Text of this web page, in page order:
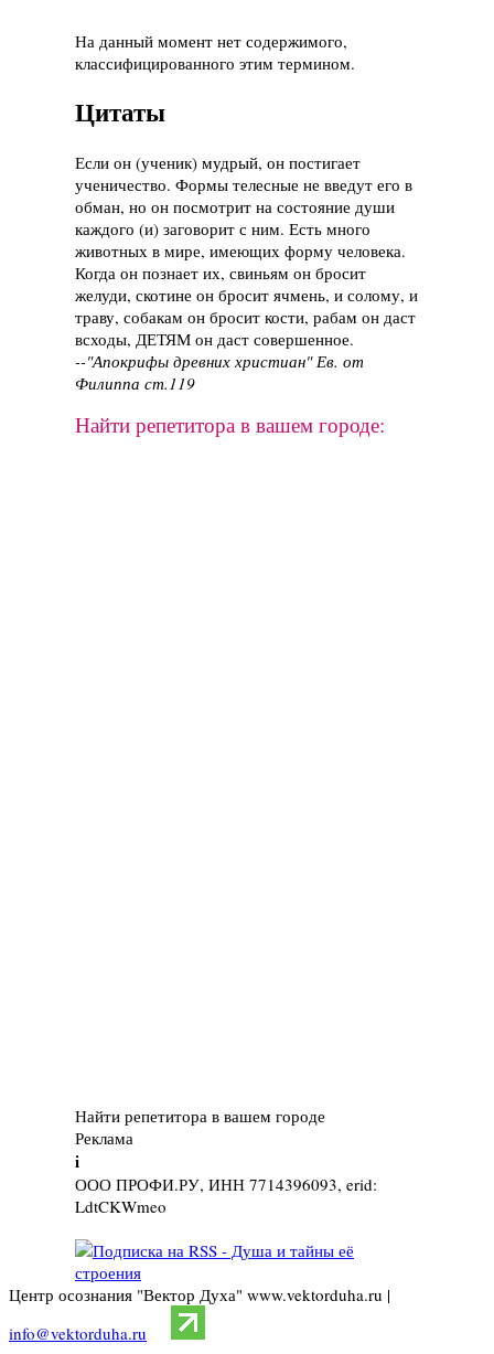
На данный момент нет содержимого,
классифицированного этим термином.
Цитаты
Если он (ученик) мудрый, он постигает
ученичество. Формы телесные не введут его в
обман, но он посмотрит на состояние души
каждого (и) заговорит с ним. Есть много
животных в мире, имеющих форму человека.
Когда он познает их, свиньям он бросит
желуди, скотине он бросит ячмень, и солому, и
траву, собакам он бросит кости, рабам он даст
всходы, ДЕТЯМ он даст совершенное.
--"Апокрифы древних христиан" Ев. от
Филиппа ст.119
Найти репетитора в вашем городе:
Найти репетитора в вашем городе
Реклама
i
ООО ПРОФИ.РУ, ИНН 7714396093, erid:
LdtCKWmeo
Центр осознания "Вектор Духа" www.vektorduha.ru |
info@vektorduha.ru